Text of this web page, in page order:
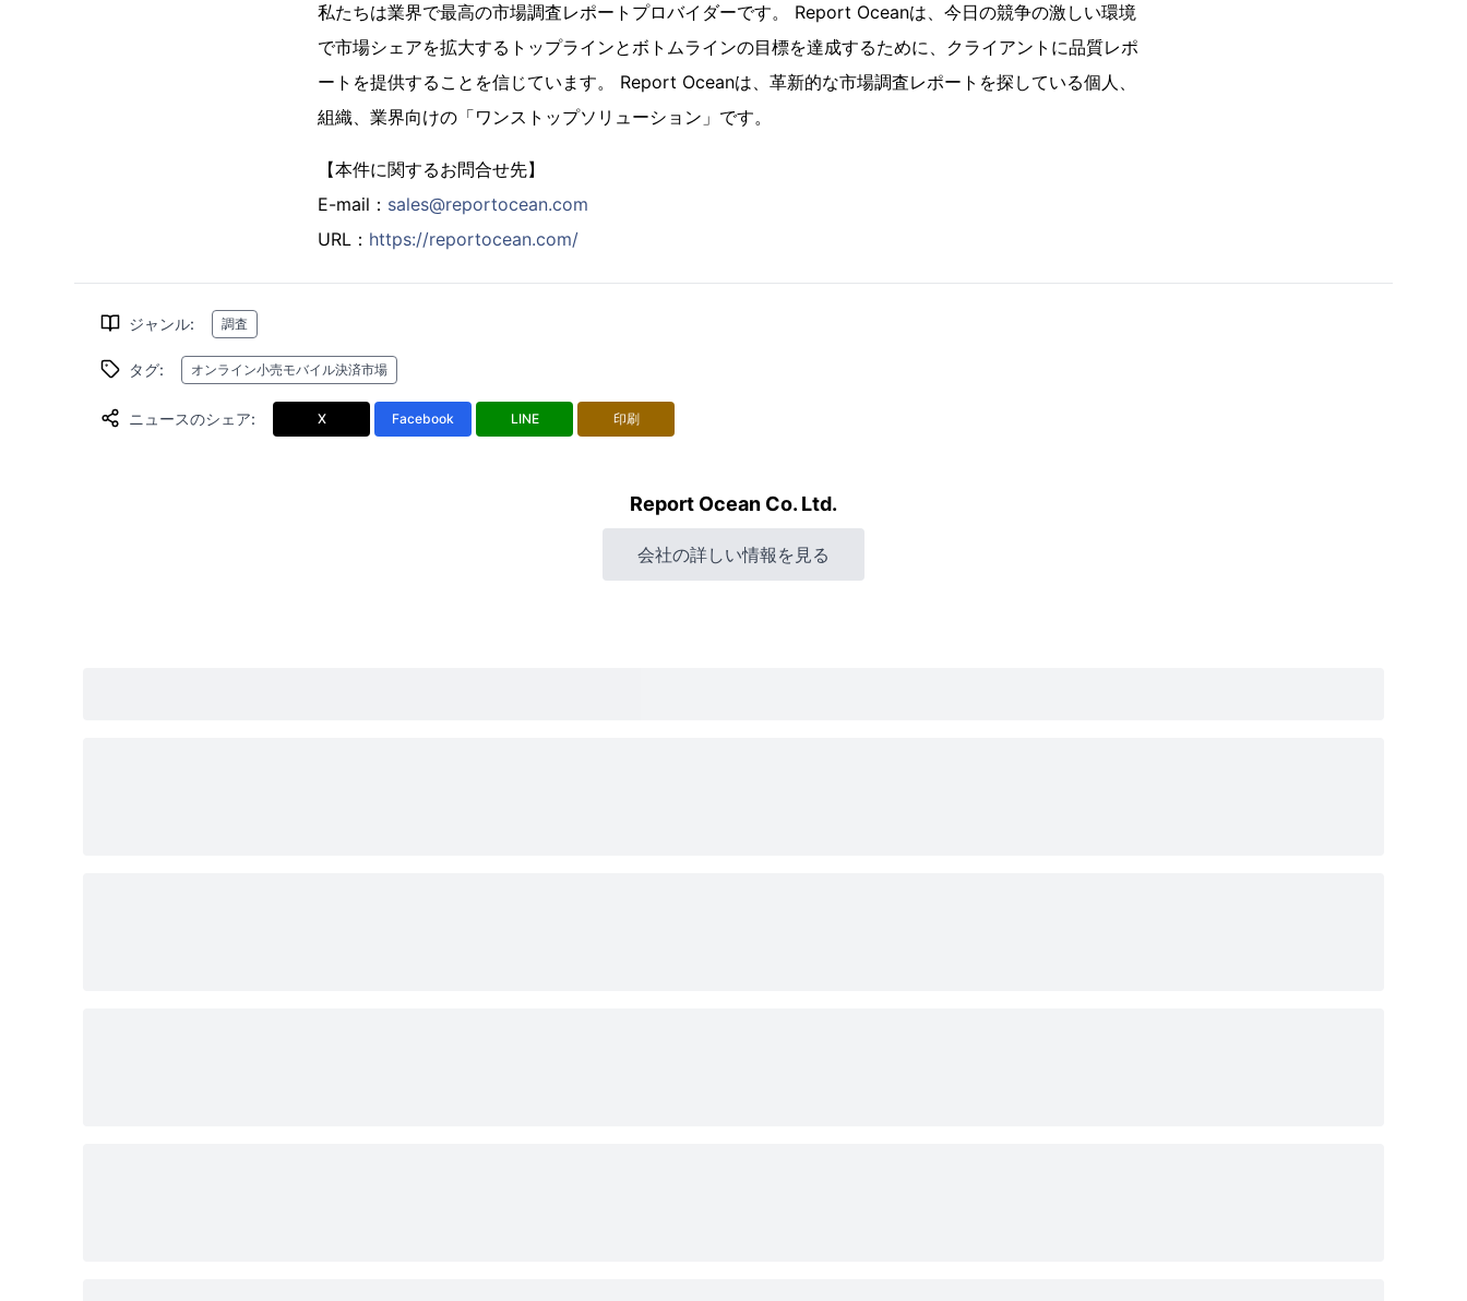
私たちは業界で最高の市場調査レポートプロバイダーです。 Report Oceanは、今日の競争の激しい環境
で市場シェアを拡大するトップラインとボトムラインの目標を達成するために、クライアントに品質レポ
ートを提供することを信じています。 Report Oceanは、革新的な市場調査レポートを探している個人、
組織、業界向けの「ワンストップソリューション」です。
【本件に関するお問合せ先】
E-mail： sales@reportocean.com
URL： https://reportocean.com/
ジャンル: 調査
タグ: オンライン小売モバイル決済市場
ニュースのシェア: X Facebook LINE 印刷
Report Ocean Co. Ltd.
会社の詳しい情報を見る